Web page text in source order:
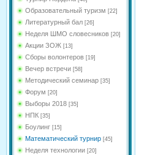
Образовательный туризм [22]
Литературный бал [26]
Неделя ШМО словесников [20]
Акции ЗОЖ [13]
Сборы волонтеров [19]
Вечер встречи [58]
Методический семинар [35]
Форум [20]
Выборы 2018 [35]
НПК [35]
Боулинг [15]
Математический турнир [45]
Неделя технологии [20]